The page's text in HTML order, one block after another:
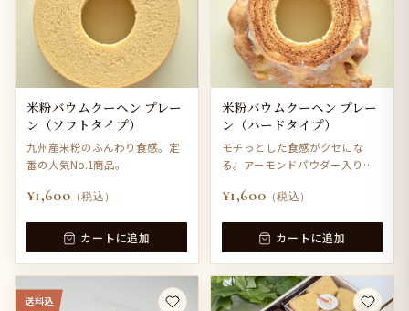
米粉バウムクーヘン プレー
ン（ソフトタイプ）
九州産米粉のふんわり食感。定
番の人気No.1商品。
¥1,600 （税込）
カートに追加
米粉バウムクーヘン プレー
ン（ハードタイプ）
モチっとした食感がクセにな
る。アーモンドパウダー入りで
¥1,600 （税込）
カートに追加
送料込